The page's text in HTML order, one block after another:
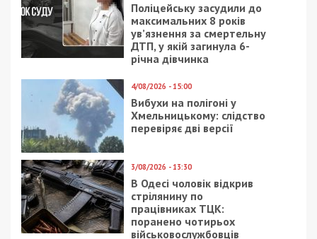
Поліцейську засудили до
максимальних 8 років
ув’язнення за смертельну
ДТП, у якій загинула 6-
річна дівчинка
4/08/2026 - 15:00
Вибухи на полігоні у
Хмельницькому: слідство
перевіряє дві версії
3/08/2026 - 13:30
В Одесі чоловік відкрив
стрілянину по
працівниках ТЦК:
поранено чотирьох
військовослужбовців